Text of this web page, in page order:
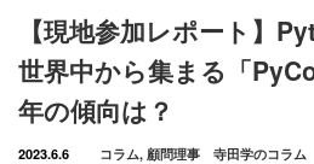
【現地参加レポート】
世界中から集まる「
年の傾向は？
2023.6.6 コラム, 顧問理事 寺田学のコラム